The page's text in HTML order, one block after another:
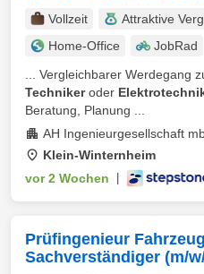
Vollzeit Attraktive
Home-Office
JobRad
... Vergleichbarer Werdegang
Technikeroder
Beratung, Planung ...
AH Ingenieurgesellschaft
Klein-Winternheim
vor 2 Wochen
Prüfingenieur
Sachverständiger (m/